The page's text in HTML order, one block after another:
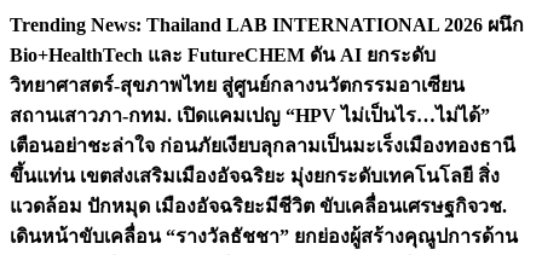
Skip
content
Trending News: Thailand LAB INTERNATIONAL 2026 ผนึก
Bio+HealthTech และ FutureCHEM ดัน AI ยกระดับ
วิทยาศาสตร์-สุขภาพไทย สู่ศูนย์กลางนวัตกรรมอาเซียน
สถานเสาวภา-กทม. เปิดแคมเปญ “HPV ไม่เป็นไร…ไม่ได้”
เตือนอย่าชะล่าใจ ก่อนภัยเงียบลุกลามเป็นมะเร็งเมืองทองธานี
ขึ้นแท่น เขตส่งเสริมเมืองอัจฉริยะ มุ่งยกระดับเทคโนโลยี สิ่ง
แวดล้อม ปักหมุด เมืองอัจฉริยะมีชีวิต ขับเคลื่อนเศรษฐกิจวช.
เดินหน้าขับเคลื่อน “รางวัลธัชชา” ยกย่องผู้สร้างคุณูปการด้าน